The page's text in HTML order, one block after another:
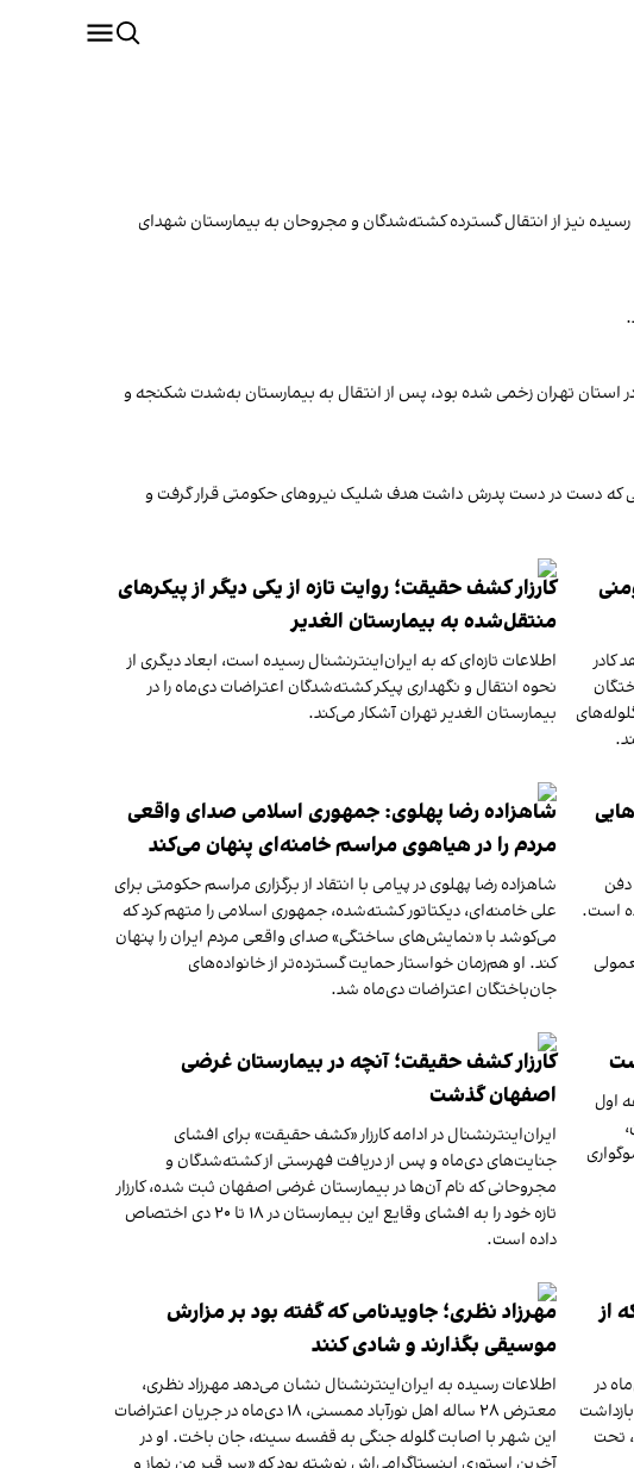
کرده است. روایت‌های رسیده نیز از انتقال گسترده کشته‌شدگان و مجروحان به بیمارستان شهدای
به ایران‌اینترنشنال گفتند این جوان ۲۱ ساله که شامگاه ۱۸ دی‌ماه در باقرشهر در استان تهران زخمی شده بود، پس از انتقال به بیمارستان به‌شدت شکنجه و
۱۹ دی‌ماه در جریان اعتراضات فردیس کرج، در حالی که دست در دست پدرش داشت هدف شلیک نیروهای حکومتی قرار گرفت و
کادر
کارزار کشف حقیقت؛ روایت تازه از یکی دیگر از پیکرهای
منتقل‌شده به بیمارستان الغدیر
اطلاعات تازه‌ای که به ایران‌اینترنشنال رسیده است، ابعاد دیگری از
نحوه انتقال و نگهداری پیکر کشته‌شدگان اعتراضات دی‌ماه را در
بیمارستان الغدیر تهران آشکار می‌کند.
دفن
است.
شاهزاده رضا پهلوی: جمهوری اسلامی صدای واقعی
مردم را در هیاهوی مراسم خامنه‌ای پنهان می‌کند
شاهزاده رضا پهلوی در پیامی با انتقاد از برگزاری مراسم حکومتی برای
علی خامنه‌ای، دیکتاتور کشته‌شده، جمهوری اسلامی را متهم کرد که
می‌کوشد با «نمایش‌های ساختگی» صدای واقعی مردم ایران را پنهان
کند. او هم‌زمان خواستار حمایت گسترده‌تر از خانواده‌های
جان‌باختگان اعتراضات دی‌ماه شد.
اول
کارزار کشف حقیقت؛ آنچه در بیمارستان غرضی
اصفهان گذشت
ایران‌اینترنشنال در ادامه کارزار «کشف حقیقت» برای افشای
جنایت‌های دی‌ماه و پس از دریافت فهرستی از کشته‌شدگان و
مجروحانی که نام آن‌ها در بیمارستان غرضی اصفهان ثبت شده، کارزار
تازه خود را به افشای وقایع این بیمارستان در ۱۸ تا ۲۰ دی اختصاص
داده است.
از
در
تحت
مهرزاد نظری؛ جاویدنامی که گفته بود بر مزارش
موسیقی بگذارند و شادی کنند
اطلاعات رسیده به ایران‌اینترنشنال نشان می‌دهد مهرزاد نظری،
معترض ۲۸ ساله اهل نورآباد ممسنی، ۱۸ دی‌ماه در جریان اعتراضات
این شهر با اصابت گلوله جنگی به قفسه سینه، جان باخت. او در